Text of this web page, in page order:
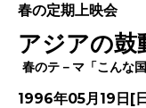
春の定期上映会
アジアの鼓
春のテ－マ「こんな
1996年05月19日[